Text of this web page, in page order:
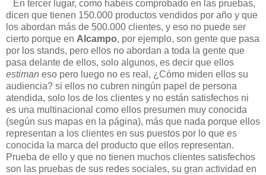
En tercer lugar, como habéis comprobado en las pruebas,
dicen que tienen 150.000 productos vendidos por año y que
los abordan más de 500.000 clientes, y eso no puede ser
cierto porque en Alcampo, por ejemplo, son gente que pasa
por los stands, pero ellos no abordan a toda la gente que
pasa delante de ellos, solo algunos, es decir que ellos
estiman eso pero luego no es real, ¿Cómo miden ellos su
audiencia? si ellos no cubren ningún papel de persona
atendida, solo los de los clientes y no están satisfechos ni
es una multinacional como ellos presumen muy conocida
(según sus mapas en la página), más que nada porque ellos
representan a los clientes en sus puestos por lo que es
conocida la marca del producto que ellos representan.
Prueba de ello y que no tienen muchos clientes satisfechos
son las pruebas de sus redes sociales, su gran actividad en